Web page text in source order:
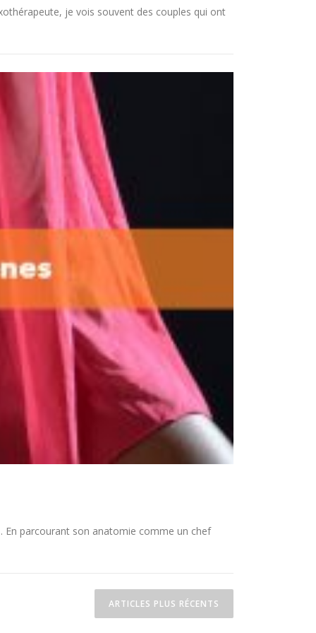
je vois souvent des couples qui ont
parcourant son anatomie comme un chef
ARTICLES PLUS RÉCENTS